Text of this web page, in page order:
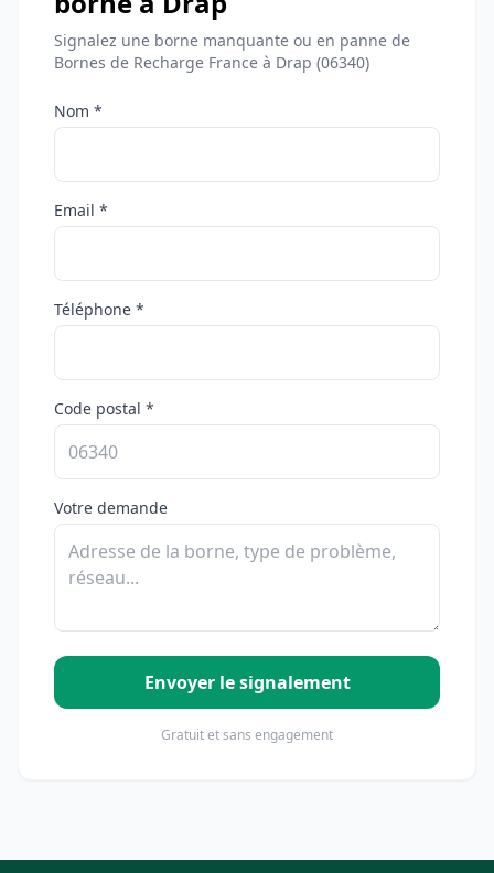
Signalez une borne manquante ou en panne de
Bornes de Recharge France à Drap (06340)
Nom *
Email *
Téléphone *
Code postal *
Votre demande
Envoyer le signalement
Gratuit et sans engagement